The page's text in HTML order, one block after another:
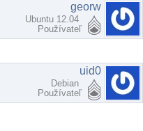
georw
Ubuntu 12.04
Používateľ
uid0
Debian
Používateľ